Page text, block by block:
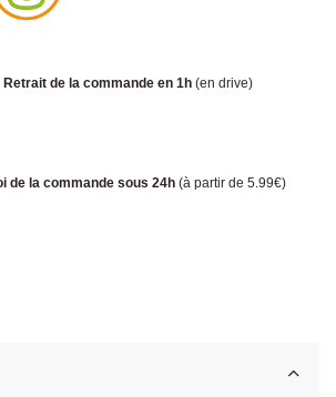
Retrait de la commande en 1h (en drive)
de la commande sous 24h (à partir de 5.99€)